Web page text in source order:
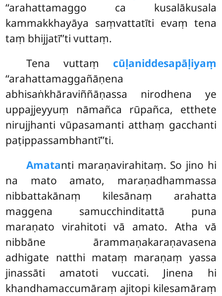
‘‘arahattamaggo ca kusalākusala
kammakkhayāya saṃvattatīti evaṃ tena
taṃ bhijjatī’’ti vuttaṃ.
Tena vuttaṃ cūḷaniddesapāḷiyaṃ
‘‘arahattamaggañāṇena
abhisaṅkhāraviññāṇassa nirodhena ye
uppajjeyyuṃ nāmañca rūpañca, etthete
nirujjhanti vūpasamanti atthaṃ gacchanti
paṭippassambhantī’’ti.
Amatanti maraṇavirahitaṃ. So jino hi
na mato amato, maraṇadhammassa
nibbattakānaṃ kilesānaṃ arahatta
maggena samucchinditattā puna
maraṇato virahitoti vā amato. Atha vā
nibbāne ārammaṇakaraṇavasena
adhigate natthi mataṃ maraṇaṃ yassa
jinassāti amatoti vuccati. Jinena hi
khandhamaccumāraṃ ajitopi kilesamāraṃ